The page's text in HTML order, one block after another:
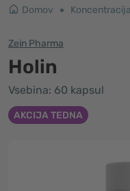
Domov Koncentracija
Zein Pharma
Holin
Vsebina: 60 kapsul
AKCIJA TEDNA